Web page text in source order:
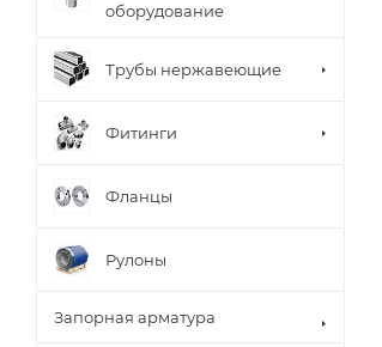
оборудование
Трубы нержавеющие
Фитинги
Фланцы
Рулоны
Запорная арматура